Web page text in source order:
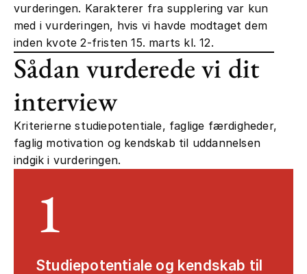
vurderingen. Karakterer fra supplering var kun
med i vurderingen, hvis vi havde modtaget dem
inden kvote 2-fristen 15. marts kl. 12.
Sådan vurderede vi dit
interview
Kriterierne studiepotentiale, faglige færdigheder,
faglig motivation og kendskab til uddannelsen
indgik i vurderingen.
1
Studiepotentiale og kendskab til